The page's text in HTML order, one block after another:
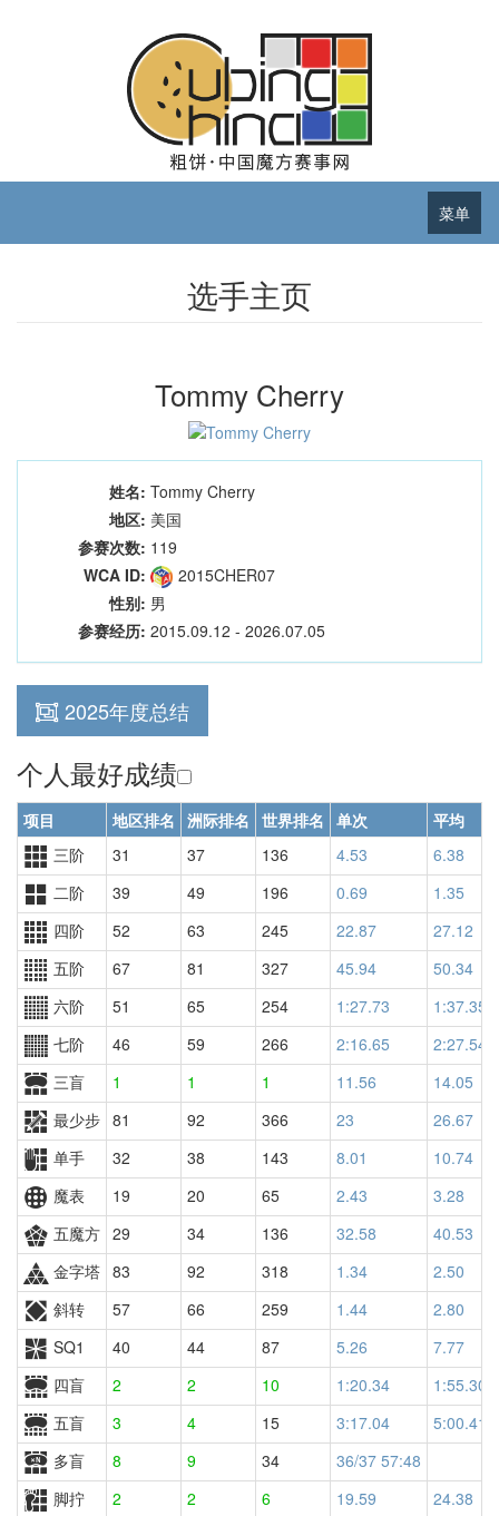
菜单
选手主页
Tommy Cherry
姓名: Tommy Cherry
地区: 美国
参赛次数: 119
WCA ID:
2015CHER07
性别: 男
参赛经历: 2015.09.12 - 2026.07.05
2025年度总结
个人最好成绩
项目 地区排名 洲际排名 世界排名 单次
平均
三阶
31 37 136 4.53
6.38
二阶
39 49 196 0.69
1.35
四阶
52 63 245 22.87
27.12
五阶
67 81 327 45.94
50.34
六阶
51 65 254 1:27.73
1:37.35
七阶
46 59 266 2:16.65
2:27.54
三盲
1 1 1 11.56
14.05
最少步 81 92 366 23
26.67
单手
32 38 143 8.01
10.74
魔表
19 20 65 2.43
3.28
五魔方 29 34 136 32.58
40.53
金字塔 83 92 318 1.34
2.50
斜转
57 66 259 1.44
2.80
SQ1
40 44 87 5.26
7.77
四盲
2 2 10 1:20.34
1:55.30
五盲
3 4 15 3:17.04
5:00.41
多盲
8 9 34
36/37 57:48
脚拧
2 2 6 19.59 24.38